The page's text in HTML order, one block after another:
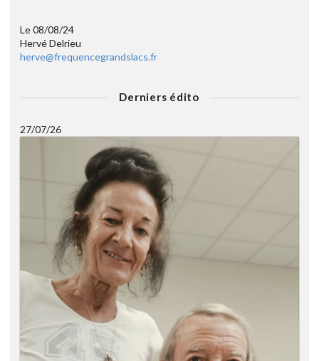
Le 08/08/24
Hervé Delrieu
herve@frequencegrandslacs.fr
Derniers édito
27/07/26